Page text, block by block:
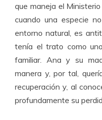
que maneja el
cuando una especie
entorno natural, es
tenía el trato como
familiar. Ana y su
manera y, por tal,
recuperación y, al
profundamente su